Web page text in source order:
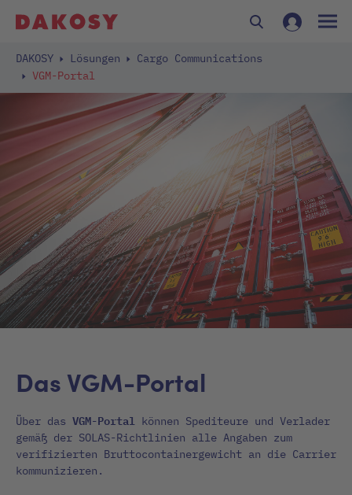
DAKOSY Lösungen
Cargo Communications
VGM-Portal
Das VGM-Portal
Über das VGM-Portal
können Spediteure und Verlader
gemäß der SOLAS-Richtlinien alle Angaben zum
verifizierten Bruttocontainergewicht an die Carrier
kommunizieren.